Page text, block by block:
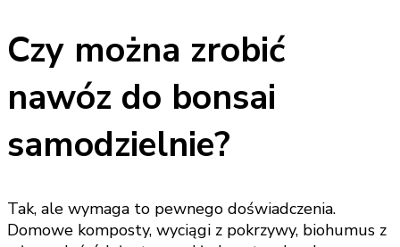
Czy można zrobić
nawóz do bonsai
samodzielnie?
Tak, ale wymaga to pewnego doświadczenia.
Domowe komposty, wyciągi z pokrzywy, biohumus z